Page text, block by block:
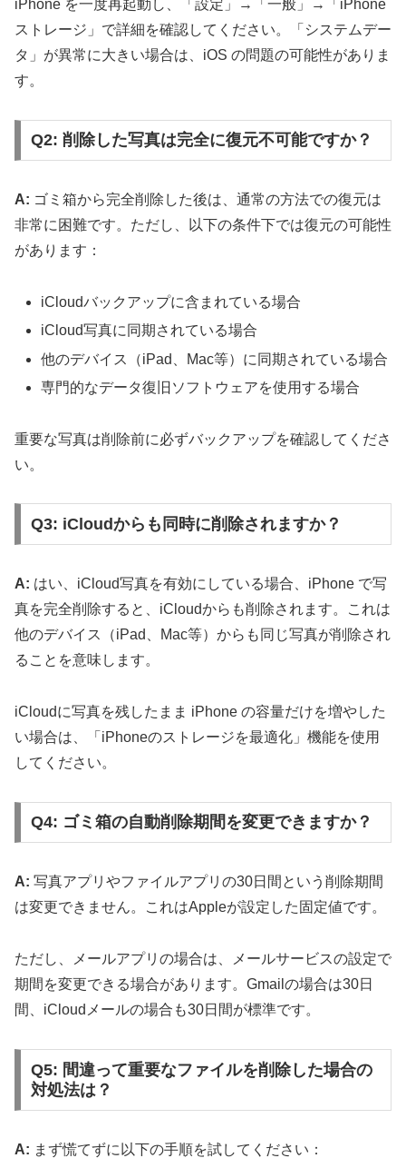
iPhone を一度再起動し、「設定」→「一般」→「iPhone
ストレージ」で詳細を確認してください。「システムデー
タ」が異常に大きい場合は、iOS の問題の可能性がありま
す。
Q2: 削除した写真は完全に復元不可能ですか？
A: ゴミ箱から完全削除した後は、通常の方法での復元は
非常に困難です。ただし、以下の条件下では復元の可能性
があります：
iCloudバックアップに含まれている場合
iCloud写真に同期されている場合
他のデバイス（iPad、Mac等）に同期されている場合
専門的なデータ復旧ソフトウェアを使用する場合
重要な写真は削除前に必ずバックアップを確認してくださ
い。
Q3: iCloudからも同時に削除されますか？
A: はい、iCloud写真を有効にしている場合、iPhone で写
真を完全削除すると、iCloudからも削除されます。これは
他のデバイス（iPad、Mac等）からも同じ写真が削除され
ることを意味します。
iCloudに写真を残したまま iPhone の容量だけを増やした
い場合は、「iPhoneのストレージを最適化」機能を使用
してください。
Q4: ゴミ箱の自動削除期間を変更できますか？
A: 写真アプリやファイルアプリの30日間という削除期間
は変更できません。これはAppleが設定した固定値です。
ただし、メールアプリの場合は、メールサービスの設定で
期間を変更できる場合があります。Gmailの場合は30日
間、iCloudメールの場合も30日間が標準です。
Q5: 間違って重要なファイルを削除した場合の
対処法は？
A: まず慌てずに以下の手順を試してください：